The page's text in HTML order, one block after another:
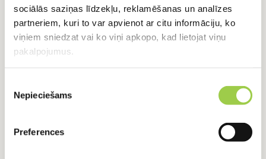
sociālās saziņas līdzekļu, reklamēšanas un analīzes
partneriem, kuri to var apvienot ar citu informāciju, ko
viņiem sniedzat vai ko viņi apkopo, kad lietojat viņu
pakalpojumus.
izvēle
Nepieciešams
Preferences
RADUŠIES JAUTĀJUMI?
Sazinies ar mums
+371 24918422